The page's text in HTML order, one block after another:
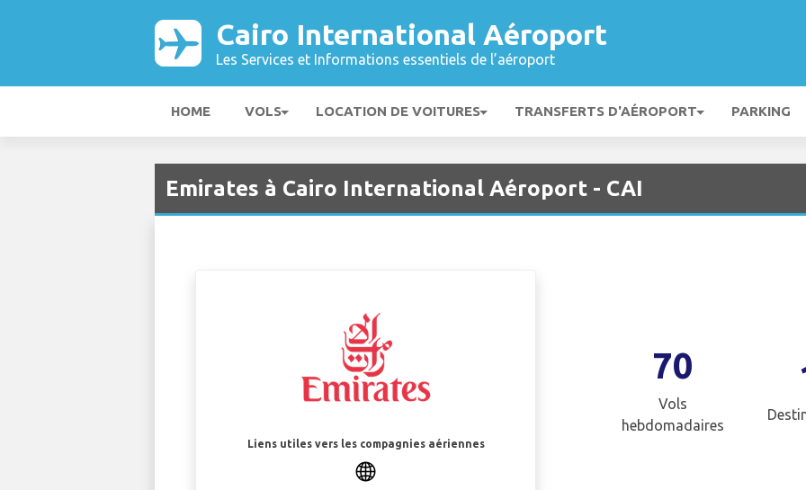
Cairo International Aéroport
Les Services et Informations essentiels de l’aéroport
HOME VOLS LOCATION DE VOITURES TRANSFERTS D'AÉROPORT PARKING
Emirates à Cairo International Aéroport - CAI
Liens utiles vers les compagnies aériennes
70
Vols
hebdomadaires